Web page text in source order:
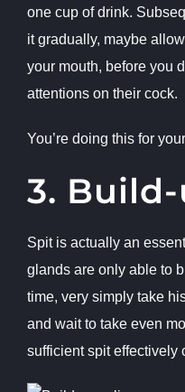
one cup of drink.
it gradually, maybe
your mouth, before you
attentions on their cock.
You’re doing this for
3.
Spit is actually an
glands are only able to
time, very simply take
and wait to take even
sufficient spit effectively